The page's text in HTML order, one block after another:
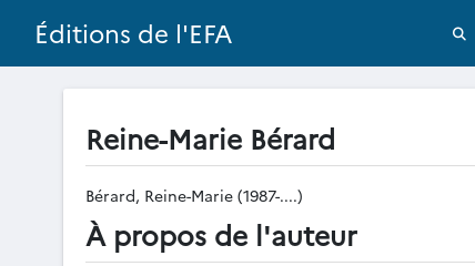
Éditions de l'EFA
Reine-Marie Bérard
Bérard, Reine-Marie (1987-....)
À propos de l'auteur